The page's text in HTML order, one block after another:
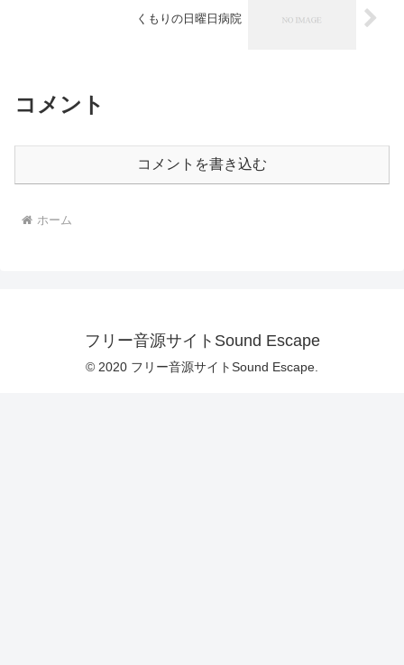
くもりの日曜日病院
コメント
コメントを書き込む
ホーム
フリー音源サイトSound Escape
© 2020 フリー音源サイトSound Escape.